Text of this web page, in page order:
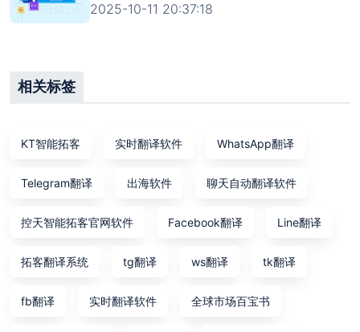
2025-10-11 20:37:18
相关标签
KT智能拓客 实时翻译软件 WhatsApp翻译
Telegram翻译 出海软件 聊天自动翻译软件
控天智能拓客官网软件 Facebook翻译 Line翻译
拓客翻译系统 tg翻译 ws翻译 tk翻译
fb翻译 实时翻译软件 全球市场百宝书